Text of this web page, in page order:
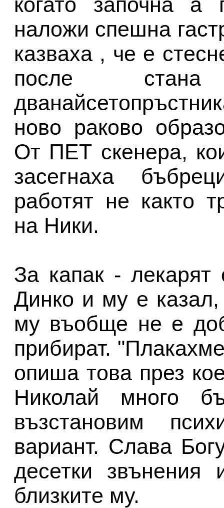
наложи спешна
казваха , че е
после
ново раково
От ПЕТ скенера,
засегнаха
работят не както
на Ники.
За капак - лекарят
Динко и му е
му въобще не е
прибират.
опиша това през
Николай много
възстановим
вариант. Слава
десетки звънения
близките му.